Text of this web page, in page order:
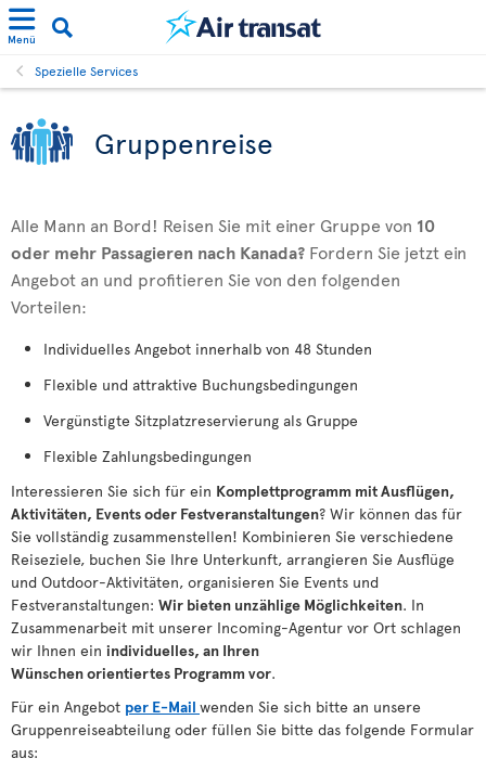
Menü
Spezielle Services
Gruppenreise
Alle Mann an Bord! Reisen Sie mit einer Gruppe von 10
oder mehr Passagieren nach Kanada? Fordern Sie jetzt ein
Angebot an und profitieren Sie von den folgenden
Vorteilen:
Individuelles Angebot innerhalb von 48 Stunden
Flexible und attraktive Buchungsbedingungen
Vergünstigte Sitzplatzreservierung als Gruppe
Flexible Zahlungsbedingungen
Interessieren Sie sich für ein Komplettprogramm mit Ausflügen,
Aktivitäten, Events oder Festveranstaltungen? Wir können das für
Sie vollständig zusammenstellen! Kombinieren Sie verschiedene
Reiseziele, buchen Sie Ihre Unterkunft, arrangieren Sie Ausflüge
und Outdoor-Aktivitäten, organisieren Sie Events und
Festveranstaltungen: Wir bieten unzählige Möglichkeiten. In
Zusammenarbeit mit unserer Incoming-Agentur vor Ort schlagen
wir Ihnen ein individuelles, an Ihren
Wünschenorientiertes Programm vor.
Für ein Angebot per E-Mail wenden Sie sich bitte an unsere
Gruppenreiseabteilung oder füllen Sie bitte das folgende Formular
aus: